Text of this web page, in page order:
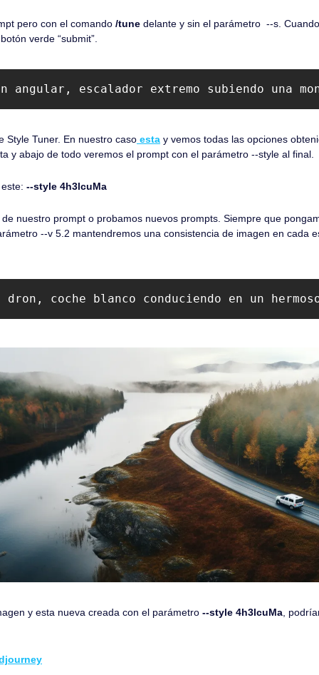
pero con el comando /tune delante y sin el parámetro  --s.
verde “submit”.
angular, escalador extremo subiendo una
Style Tuner. En nuestro caso esta y vemos todas las opciones
y abajo de todo veremos el prompt con el parámetro --style al final.
--style 4h3lcuMa
nuestro prompt o probamos nuevos prompts. Siempre que
--v 5.2 mantendremos una consistencia de imagen en cada
dron, coche blanco conduciendo en un
y esta nueva creada con el parámetro --style 4h3lcuMa,